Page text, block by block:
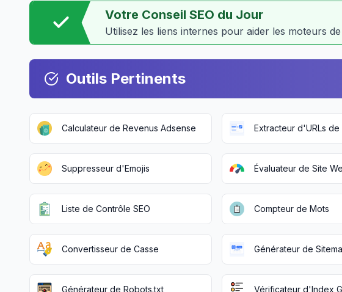
Votre Conseil SEO du Jour
Utilisez les liens internes pour aider les moteurs
Outils Pertinents
Calculateur de Revenus Adsense Extracteur d'URLs de
Suppresseur d'Emojis Évaluateur de Site
Liste de Contrôle SEO Compteur de Mots
Convertisseur de Casse Générateur de
Générateur de Robots.txt Vérificateur d'Index